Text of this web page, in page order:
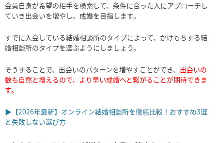
会員自身が希望の相手を検索して、条件に合った人にアプローチし
ていき出会いを増やし、成婚を目指します。
すでに入会している結婚相談所のタイプによって、かけもちする結
婚相談所のタイプを選ぶようにしましょう。
そうすることで、出会いのパターンを増やすことができ、 出会いの
数も自然と増えるので、より早い成婚へと繋がることが期待できま
す。
▶【2026年最新】オンライン結婚相談所を徹底比較！おすすめ3選
と失敗しない選び方